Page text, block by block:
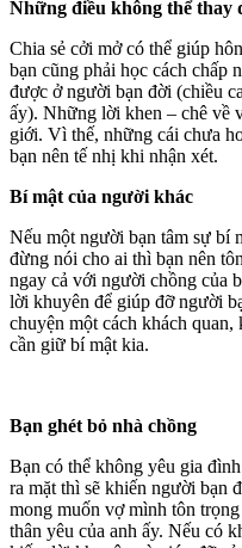
Những điều không thể thay
Chia sẻ cởi mở có thể giúp
bạn cũng phải học cách chấp
được ở người bạn đời (chiều
ấy). Những lời khen – chê về
giới. Vì thế, những cái chưa
bạn nên tế nhị khi nhận xét.
Bí mật của người khác
Nếu một người bạn tâm sự bí
đừng nói cho ai thì bạn nên
ngay cả với người chồng của
lời khuyên để giúp đỡ người
chuyện một cách khách
cần giữ bí mật kia.
Bạn ghét bỏ nhà chồng
Bạn có thể không yêu gia
ra mặt thì sẽ khiến người bạn
mong muốn vợ mình tôn
thân yêu của anh ấy. Nếu có